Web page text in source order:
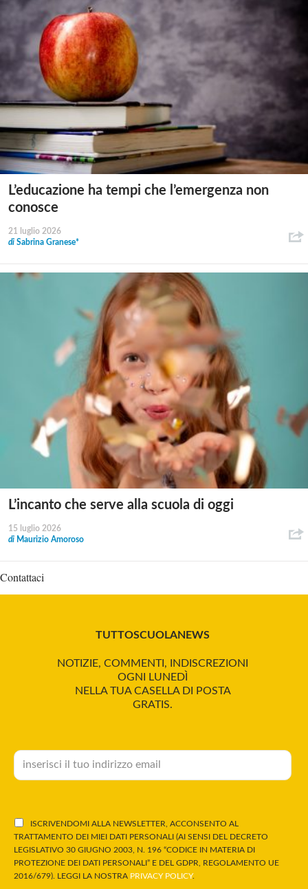
L’educazione ha tempi che l’emergenza non
conosce
21 luglio 2026
di Sabrina Granese*
L’incanto che serve alla scuola di oggi
15 luglio 2026
di Maurizio Amoroso
Contattaci
TUTTOSCUOLANEWS
NOTIZIE, COMMENTI, INDISCREZIONI
OGNI LUNEDÌ
NELLA TUA CASELLA DI POSTA
GRATIS.
ISCRIVENDOMI ALLA NEWSLETTER, ACCONSENTO AL
TRATTAMENTO DEI MIEI DATI PERSONALI (AI SENSI DEL DECRETO
LEGISLATIVO 30 GIUGNO 2003, N. 196 “CODICE IN MATERIA DI
PROTEZIONE DEI DATI PERSONALI” E DEL GDPR, REGOLAMENTO UE
2016/679). LEGGI LA NOSTRA PRIVACY POLICY.